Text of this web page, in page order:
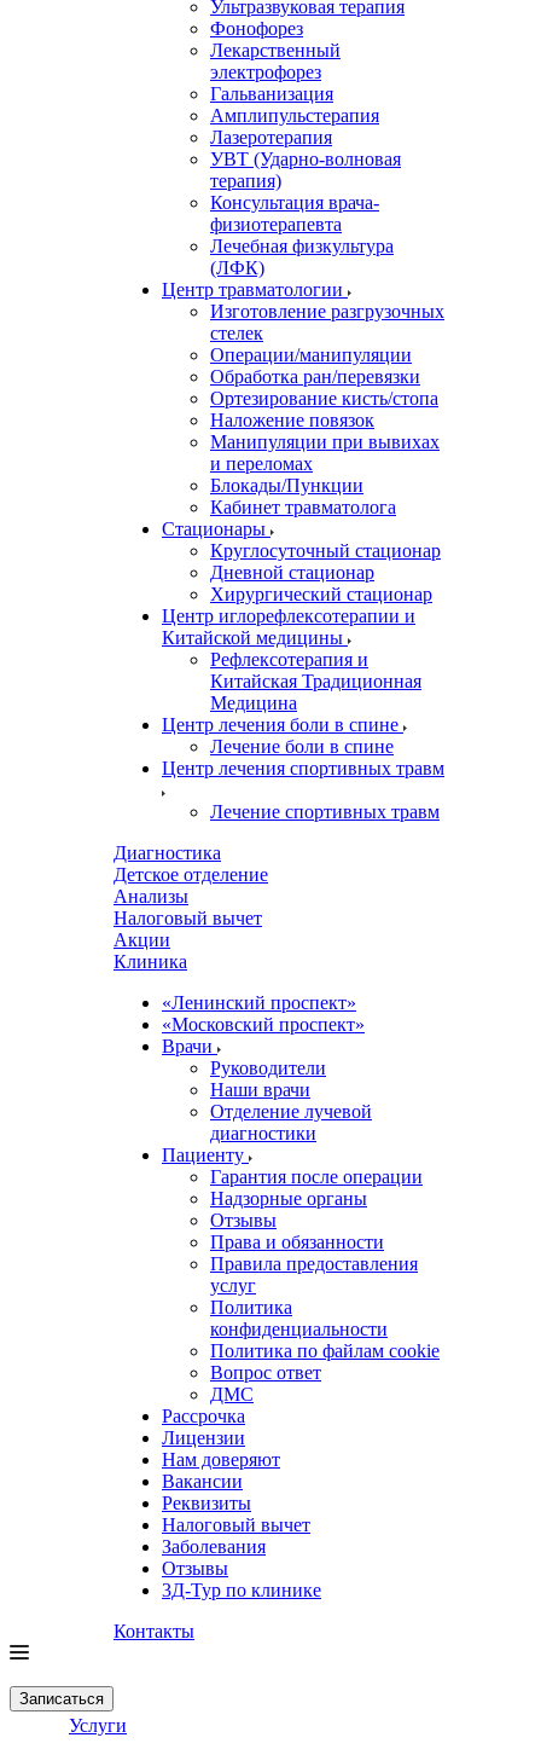
Ультразвуковая терапия
Фонофорез
Лекарственный
электрофорез
Гальванизация
Амплипульстерапия
Лазеротерапия
УВТ (Ударно-волновая
терапия)
Консультация врача-
физиотерапевта
Лечебная физкультура
(ЛФК)
Центр травматологии
Изготовление разгрузочных
стелек
Операции/манипуляции
Обработка ран/перевязки
Ортезирование кисть/стопа
Наложение повязок
Манипуляции при вывихах
и переломах
Блокады/Пункции
Кабинет травматолога
Стационары
Круглосуточный стационар
Дневной стационар
Хирургический стационар
Центр иглорефлексотерапии и
Китайской медицины
Рефлексотерапия и
Китайская Традиционная
Медицина
Центр лечения боли в спине
Лечение боли в спине
Центр лечения спортивных травм
Лечение спортивных травм
Диагностика
Детское отделение
Анализы
Налоговый вычет
Акции
Клиника
«Ленинский проспект»
«Московский проспект»
Врачи
Руководители
Наши врачи
Отделение лучевой
диагностики
Пациенту
Гарантия после операции
Надзорные органы
Отзывы
Права и обязанности
Правила предоставления
услуг
Политика
конфиденциальности
Политика по файлам cookie
Вопрос ответ
ДМС
Рассрочка
Лицензии
Нам доверяют
Вакансии
Реквизиты
Налоговый вычет
Заболевания
Отзывы
3Д-Тур по клинике
Контакты
Записаться
Услуги